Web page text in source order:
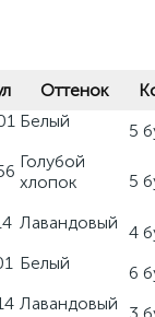
Оттенок
Белый 5
Голубой
хлопок
5
Лавандовый 4
Белый
6
Лавандовый